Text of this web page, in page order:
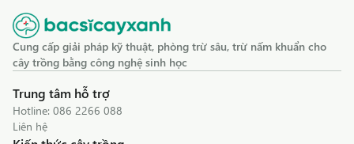
Cung cấp giải pháp kỹ thuật, phòng trừ sâu, trừ nấm khuẩn cho
cây trồng bằng công nghệ sinh học
Trung tâm hỗ trợ
Hotline: 086 2266 088
Liên hệ